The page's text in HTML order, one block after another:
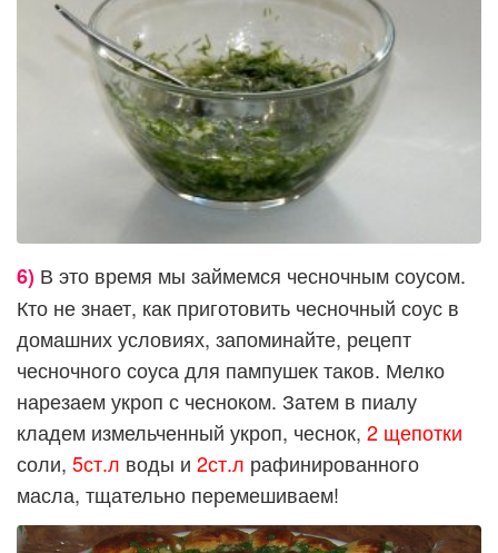
6) В это время мы займемся чесночным соусом.
Кто не знает, как приготовить чесночный соус в
домашних условиях, запоминайте, рецепт
чесночного соуса для пампушек таков. Мелко
нарезаем укроп с чесноком. Затем в пиалу
кладем измельченный укроп, чеснок, 2 щепотки
соли, 5ст.л воды и 2ст.л рафинированного
масла, тщательно перемешиваем!